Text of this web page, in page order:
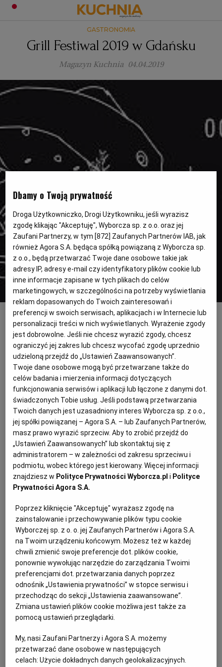
ŚNIADANIA
OBIADY
DESERY
CIASTA
NAPOJE
SAŁATKI
MAKARONY
DRÓB
MIĘSA
RYBY
PRZEKĄSKI
DOMOWE PRZETWORY
SOST, DIPY I INNE DODATKI
OKAZJE
HALLOWEEN
BOŻE NARODZENIE
KARNAWAŁ
WALENTYNKI
DOMOWE PRZYJĘCIE
GRILL
KUCHNIE ŚWIATA
KUCHNIA WŁOSKA
KUCHNIA BRYTYJSKA
KUCHNIA JAPOŃSKA
KUCHNIA CHIŃSKA
KUCHNIA TAJSKA
KUCHNIA GRECKA
KUCHNIA PORTUGALSKA
KUCHNIA FRANCUSKA
KUCHNIA AMERYKAŃSKA
KUCHNIA POLSKA
KUCHNIA MEKSYKAŃSKA
KUCHNIA INDYJSKA
KUCHNIA HISZPAŃSKA
KUCHNIA NIEMIECKA
DANIA SEZONOWE
PORADY
PORADY
ZAKUPY
SPRZĘT KUCHENNY
DIETA
FIT PRZEPISY
WEGE
WEGAN
BEZ GLUTENU
DO POCZYTANIA
PODRÓŻE KULINARNE
HISTORIE KULINARNE
FELIETONY KULINARNE
KSIĄŻKI KULINARNE
SZEF KUCHNI
NASZE SERWISY
SERWISY LOKALNE
BIAŁYSTOK
BIELSKO-BIAŁA
BYDGOSZCZ
CZĘSTOCHOWA
ELBLĄG
GLIWICE
GORZÓW WIELKOPOLSKI
KALISZ
KATOWICE
KIELCE
KOSZALIN
KRAKÓW
WYBORCZA.PL
MAGAZYNY
DUŻY FORMAT
WOLNA SOBOTA
ALE HISTORIA
WYBORCZA TV I VOD
TYLKO ZDROWIE
KSIĄŻKI. MAGAZYN DO CZYTANIA
NASZA EUROPA
SŁÓWKA. MAGAZYN O JĘZYKU
WYBORCZA CLASSIC
WYBORCZA.BIZ
WYSOKIE OBCASY
BIQDATA
JUTRONAUCI
ARCHIWUM
INNE SERWISY
GAZETA.PL
TOK FM
SPORT.PL
GASTRONOMIA
Grill Festiwal 2019 w Gdańsku
Magazyn Kuchnia 04.04.2019
Grill Festiwal 2019 w Gdańsku (materiały prasowe)
Podczas tegorocznego festiwalu odbędzie
się pierwsza edycja konkursu dla uczniów
szkół gastronomicznych (6 kwietnia)
i profesjonalnych kucharzy (7 kwietnia).
06-07.04 Gdańsk, Pomorze, Grill Festiwal
2019
Przed jego uczestnikami staną takie zadania jak
przygotowanie przystawki z ryb bałtyckich lub
Dbamy o Twoją prywatność
Droga Użytkowniczko, Drogi Użytkowniku, jeśli wyrazisz
zgodę klikając "Akceptuję", Wyborcza sp. z o.o. oraz jej
Zaufani Partnerzy, w tym [872] Zaufanych Partnerów IAB, jak
również Agora S.A. będąca spółką powiązaną z Wyborcza sp.
z o.o., będą przetwarzać Twoje dane osobowe takie jak
adresy IP, adresy e-mail czy identyfikatory plików cookie lub
inne informacje zapisane w tych plikach do celów
marketingowych, w szczególności na potrzeby wyświetlania
reklam dopasowanych do Twoich zainteresowań i
preferencji w swoich serwisach, aplikacjach i w Internecie lub
personalizacji treści w nich wyświetlanych. Wyrażenie zgody
jest dobrowolne. Jeśli nie chcesz wyrazić zgody, chcesz
ograniczyć jej zakres lub chcesz wycofać zgodę uprzednio
udzieloną przejdź do „Ustawień Zaawansowanych”.
Twoje dane osobowe mogą być przetwarzane także do
celów badania i mierzenia informacji dotyczących
funkcjonowania serwisów i aplikacji lub łączone z danymi dot.
świadczonych Tobie usług. Jeśli podstawą przetwarzania
Twoich danych jest uzasadniony interes Wyborcza sp. z o.o.,
jej spółki powiązanej – Agora S.A. – lub Zaufanych Partnerów,
masz prawo wyrazić sprzeciw. Aby to zrobić przejdź do
„Ustawień Zaawansowanych” lub skontaktuj się z
administratorem – w zależności od zakresu sprzeciwu i
podmiotu, wobec którego jest kierowany. Więcej informacji
znajdziesz w Polityce Prywatności Wyborcza.pl i Polityce
Prywatności Agora S.A.
Poprzez kliknięcie "Akceptuję" wyrażasz zgodę na
zainstalowanie i przechowywanie plików typu cookie
Wyborczej sp. z o. o. jej Zaufanych Partnerów i Agora S.A.
na Twoim urządzeniu końcowym. Możesz też w każdej
chwili zmienić swoje preferencje dot. plików cookie,
ponownie wywołując narzędzie do zarządzania Twoimi
preferencjami dot. przetwarzania danych poprzez
odnośnik „Ustawienia prywatności” w stopce serwisu i
przechodząc do sekcji „Ustawienia zaawansowane”.
Zmiana ustawień plików cookie możliwa jest także za
pomocą ustawień przeglądarki.
My, nasi Zaufani Partnerzy i Agora S.A. możemy
przetwarzać dane osobowe w następujących
celach:Użycie dokładnych danych geolokalizacyjnych.